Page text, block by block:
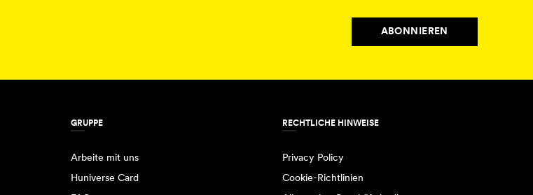
ABONNIEREN
GRUPPE
Arbeite mit uns
Huniverse Card
RECHTLICHE HINWEISE
Privacy Policy
Cookie-Richtlinien